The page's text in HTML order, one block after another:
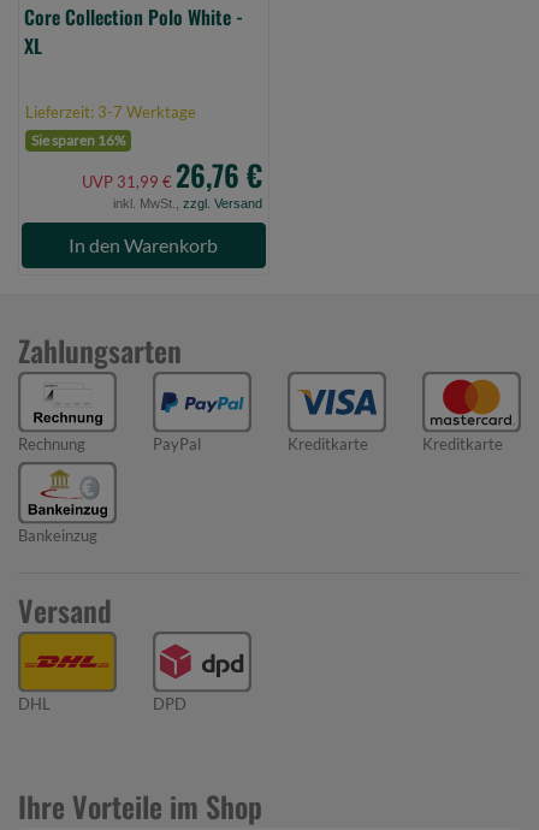
Core Collection Polo White -
XL
Lieferzeit: 3-7 Werktage
Sie sparen 16%
UVP 31,99 € 26,76 €
inkl. MwSt., zzgl. Versand
In den Warenkorb
Zahlungsarten
Rechnung PayPal Kreditkarte Kreditkarte
Bankeinzug
Versand
DHL DPD
Ihre Vorteile im Shop